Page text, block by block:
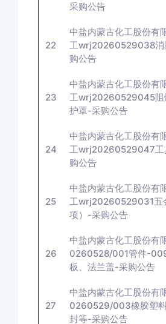
采购公告
22
中盐内蒙古化工股份有
工wrj20260529038消
购公告
23
中盐内蒙古化工股份有
工wrj20260529045阻
护罩-采购公告
24
中盐内蒙古化工股份有
工wrj20260529047工
购公告
25
中盐内蒙古化工股份有
工wrj20260529031五
项）-采购公告
26
中盐内蒙古化工股份有
0260528/001管件-
板、法兰盖-采购公告
27
中盐内蒙古化工股份有
0260529/003橡胶塑
封等-采购公告